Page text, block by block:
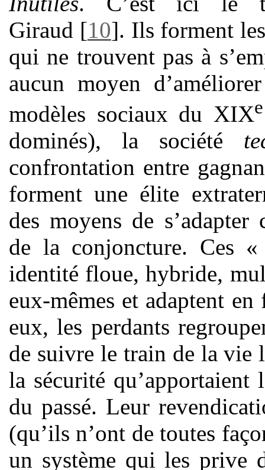
Giraud [10]. Ils forment
qui ne trouvent pas à
aucun moyen
modèles sociaux du XIXe
dominés), la société
confrontation entre
forment une élite
des moyens de s’adapter
de la conjoncture. Ces
identité floue, hybride,
eux-mêmes et adaptent
eux, les perdants
de suivre le train de la vie
la sécurité qu’apportaient
du passé. Leur
(qu’ils n’ont de toutes
un système qui les prive